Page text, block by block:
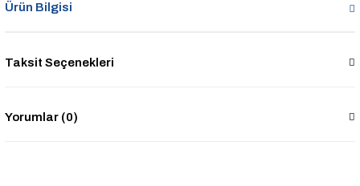
Ürün Bilgisi
Taksit Seçenekleri
Yorumlar (0)